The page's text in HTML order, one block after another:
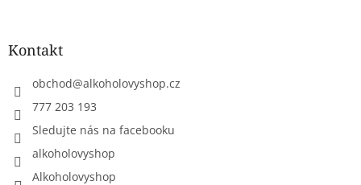
Kontakt
obchod@alkoholovyshop.cz
777 203 193
Sledujte nás na facebooku
alkoholovyshop
Alkoholovyshop